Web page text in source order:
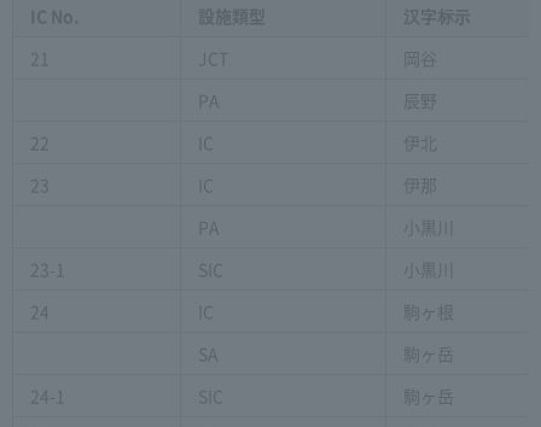
21
JCT
岡谷
PA
辰野
22
IC
伊北
23
IC
伊那
PA
小黒川
23-1
SIC
小黒川
24
IC
駒ヶ根
SA
駒ヶ岳
24-1
SIC
駒ヶ岳